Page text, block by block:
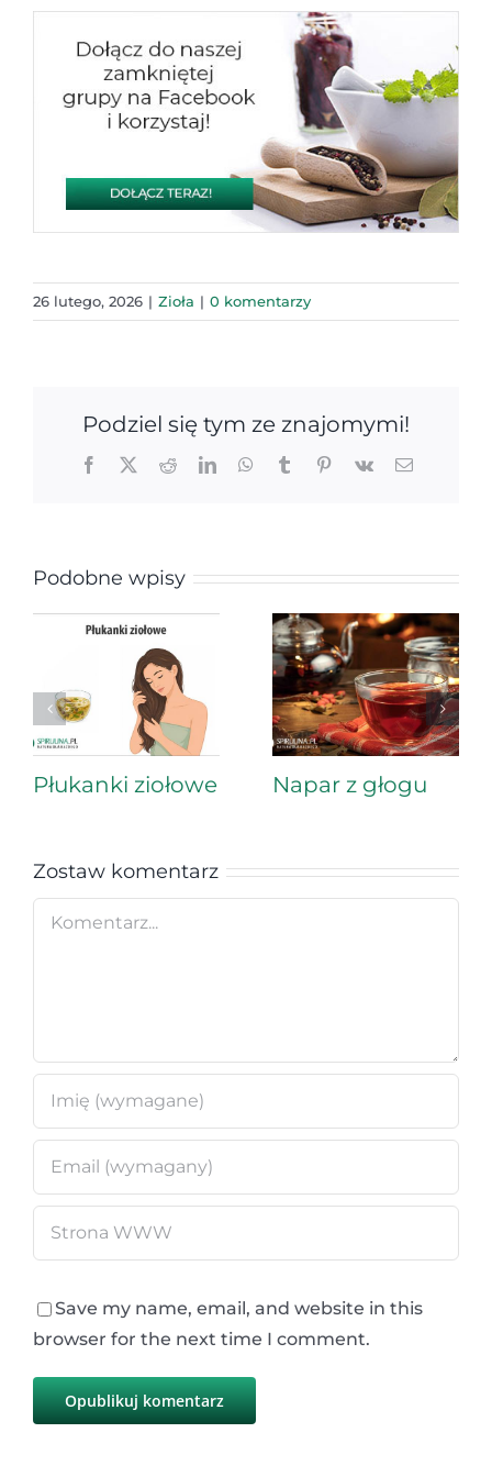
26 lutego, 2026 | Zioła | 0 komentarzy
Podziel się tym ze znajomymi!
Facebook
X RedditLinkedInWhatsApp
TumblrPinterest
Vk Email
Podobne wpisy
Płukanki ziołowe Napar z głogu
Zostaw komentarz
Save my name, email, and website in this
browser for the next time I comment.